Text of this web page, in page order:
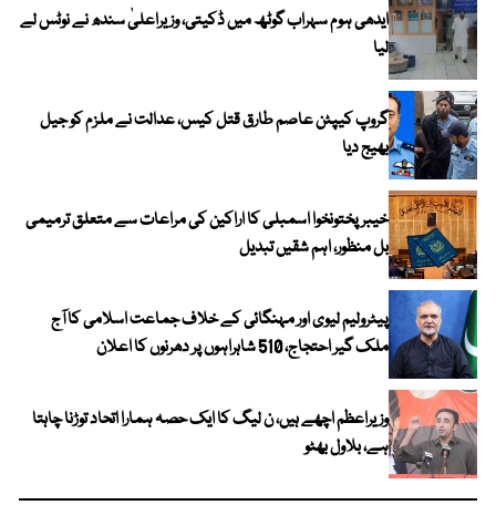
ایدھی ہوم سہراب گوٹھ میں ڈکیتی، وزیراعلیٰ سندھ نے نوٹس لے
لیا
گروپ کیپٹن عاصم طارق قتل کیس، عدالت نے ملزم کو جیل
بھیج دیا
خیبرپختونخوا اسمبلی کا اراکین کی مراعات سے متعلق ترمیمی
بل منظور، اہم شقیں تبدیل
پیٹرولیم لیوی اور مہنگائی کے خلاف جماعت اسلامی کا آج
ملک گیر احتجاج، 510 شاہراہوں پر دھرنوں کا اعلان
وزیراعظم اچھے ہیں، ن لیگ کا ایک حصہ ہمارا اتحاد توڑنا چاہتا
ہے، بلاول بھٹو